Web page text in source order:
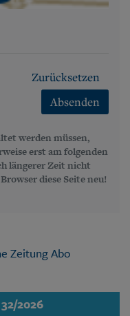
Zurücksetzen
Absenden
werden müssen,
erst am folgenden
längerer Zeit nicht
diese Seite neu!
2026